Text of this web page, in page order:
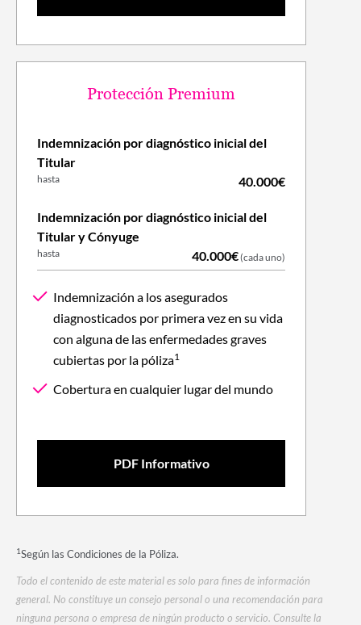
Protección Premium
Indemnización por diagnóstico inicial del
Titular
hasta 40.000€
Indemnización por diagnóstico inicial del
Titular y Cónyuge
hasta 40.000€(cada uno)
Indemnización a los asegurados
diagnosticados por primera vez en su vida
con alguna de las enfermedades graves
cubiertas por la póliza1
Cobertura en cualquier lugar del mundo
PDF Informativo
1Según las Condiciones de la Póliza.
Todo el contenido de este material es solo para fines de información
general. No constituye un consejo personal o una recomendación para
ninguna persona o empresa de ningún producto o servicio. Consulte la